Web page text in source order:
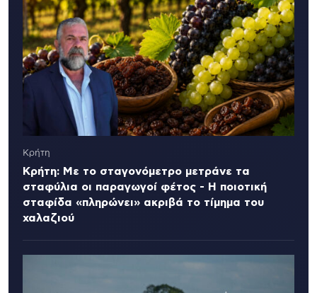
Κρήτη
Κρήτη: Με το σταγονόμετρο μετράνε τα
σταφύλια οι παραγωγοί φέτος - Η ποιοτική
σταφίδα «πληρώνει» ακριβά το τίμημα του
χαλαζιού